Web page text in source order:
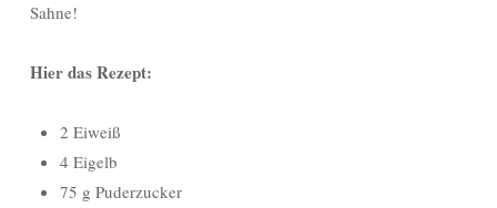
Sahne!
Hier das Rezept:
2 Eiweiß
4 Eigelb
75 g Puderzucker